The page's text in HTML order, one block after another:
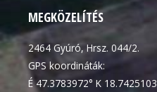
MEGKÖZELÍTÉS
2464 Gyúró, Hrsz. 044/2.
GPS koordináták:
É 47.3783972° K 18.7425103